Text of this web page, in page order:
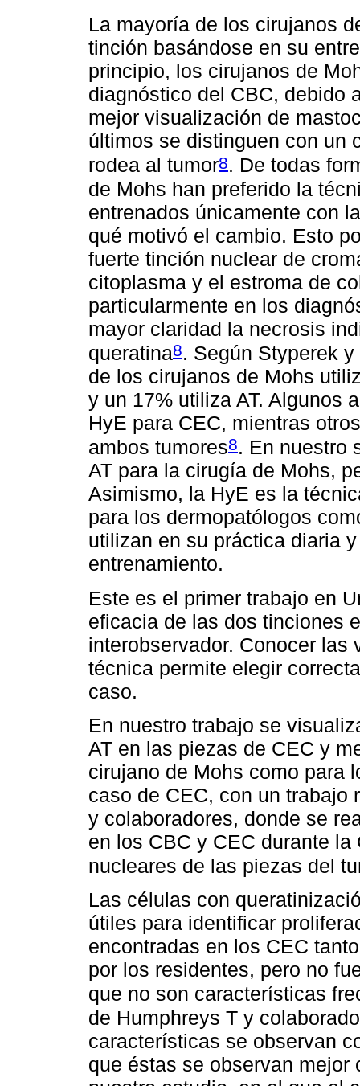
La mayoría de los cirujanos
tinción basándose en su
principio, los cirujanos de
diagnóstico del CBC, debido
mejor visualización de
últimos se distinguen con un
rodea al tumor8. De todas
de Mohs han preferido la
entrenados únicamente con
qué motivó el cambio. Esto
fuerte tinción nuclear de
citoplasma y el estroma de
particularmente en los
mayor claridad la necrosis
queratina8. Según Styperek
de los cirujanos de Mohs
y un 17% utiliza AT. Algunos
HyE para CEC, mientras
ambos tumores8. En nuestro
AT para la cirugía de Mohs,
Asimismo, la HyE es la
para los dermopatólogos
utilizan en su práctica diaria
entrenamiento.
Este es el primer trabajo en
eficacia de las dos tinciones
interobservador. Conocer
técnica permite elegir
caso.
En nuestro trabajo se
AT en las piezas de CEC y
cirujano de Mohs como para
caso de CEC, con un trabajo
y colaboradores, donde se
en los CBC y CEC durante
nucleares de las piezas del
Las células con
útiles para identificar
encontradas en los CEC
por los residentes, pero no
que no son características
de Humphreys T y
características se observan
que éstas se observan